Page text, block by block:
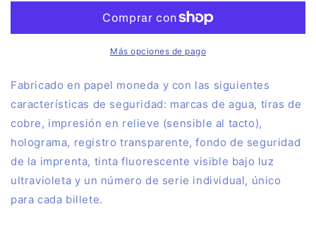
Souvenir
DEL
SELLADO
2025
Euro
Souvenir
ZARAGOZA-
DEL
PILAR
SELLADO
2025
Más opciones de pago
Fabricado en papel moneda y con las siguientes
características de seguridad: marcas de agua, tiras de
cobre, impresión en relieve (sensible al tacto),
holograma, registro transparente, fondo de seguridad
de la imprenta, tinta fluorescente visible bajo luz
ultravioleta y un número de serie individual, único
para cada billete.